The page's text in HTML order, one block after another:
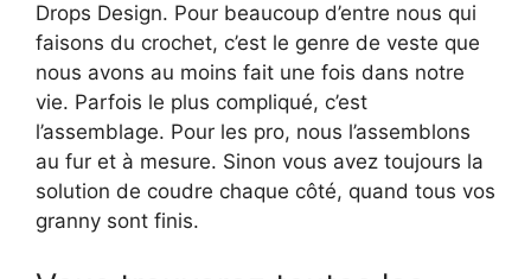
Drops Design. Pour beaucoup d’entre nous qui
faisons du crochet, c’est le genre de veste que
nous avons au moins fait une fois dans notre
vie. Parfois le plus compliqué, c’est
l’assemblage. Pour les pro, nous l’assemblons
au fur et à mesure. Sinon vous avez toujours la
solution de coudre chaque côté, quand tous vos
granny sont finis.